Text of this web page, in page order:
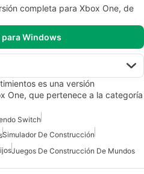
completa para Xbox One, de
para Windows
es una versión
One, que pertenece a la categoría
Switch
Simulador De Construcción
Juegos De Construcción De Mundos